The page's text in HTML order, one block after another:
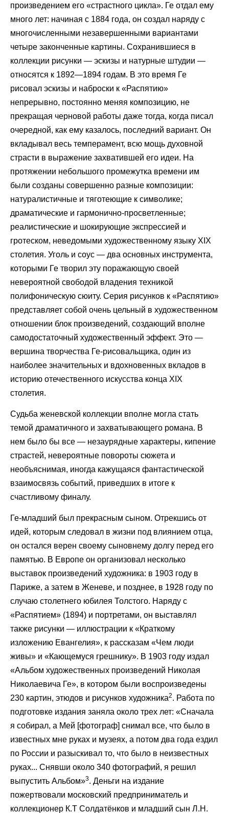
произведением его «страстного цикла». Ге отдал ему
много лет: начиная с 1884 года, он создал наряду с
многочисленными незавершенными вариантами
четыре законченные картины. Сохранившиеся в
коллекции рисунки — эскизы и натурные штудии —
относятся к 1892—1894 годам. В это время Ге
рисовал эскизы и наброски к «Распятию»
непрерывно, постоянно меняя композицию, не
прекращая черновой работы даже тогда, когда писал
очередной, как ему казалось, последний вариант. Он
вкладывал весь темперамент, всю мощь духовной
страсти в выражение захватившей его идеи. На
протяжении небольшого промежутка времени им
были созданы совершенно разные композиции:
натуралистичные и тяготеющие к символике;
драматические и гармонично-просветленные;
реалистические и шокирующие экспрессией и
гротеском, неведомыми художественному языку XIX
столетия. Уголь и соус — два основных инструмента,
которыми Ге творил эту поражающую своей
невероятной свободой владения техникой
полифоническую сюиту. Серия рисунков к «Распятию»
представляет собой очень цельный в художественном
отношении блок произведений, создающий вполне
самодостаточный художественный эффект. Это —
вершина творчества Ге-рисовальщика, один из
наиболее значительных и вдохновенных вкладов в
историю отечественного искусства конца XIX
столетия.
Судьба женевской коллекции вполне могла стать
темой драматичного и захватывающего романа. В
нем было бы все — незаурядные характеры, кипение
страстей, невероятные повороты сюжета и
необъяснимая, иногда кажущаяся фантастической
взаимосвязь событий, приведших в итоге к
счастливому финалу.
Ге-младший был прекрасным сыном. Отрекшись от
идей, которым следовал в жизни под влиянием отца,
он остался верен своему сыновнему долгу перед его
памятью. В Европе он организовал несколько
выставок произведений художника: в 1903 году в
Париже, а затем в Женеве, и позднее, в 1928 году по
случаю столетнего юбилея Толстого. Наряду с
«Распятием» (1894) и портретами, он выставлял
также рисунки — иллюстрации к «Краткому
изложению Евангелия», к рассказам «Чем люди
живы» и «Кающемуся грешнику». В 1903 году издал
«Альбом художественных произведений Николая
Николаевича Ге», в котором были воспроизведены
230 картин, этюдов и рисунков художника2. Работа по
подготовке издания заняла около трех лет: «Сначала
я собирал, а Мей [фотограф] снимал все, что было в
известных мне руках и музеях, а потом два года ездил
по России и разыскивал то, что было в неизвестных
руках... Снявши около 340 фотографий, я решил
выпустить Альбом»3. Деньги на издание
пожертвовали московский предприниматель и
коллекционер К.Т Солдатёнков и младший сын Л.Н.